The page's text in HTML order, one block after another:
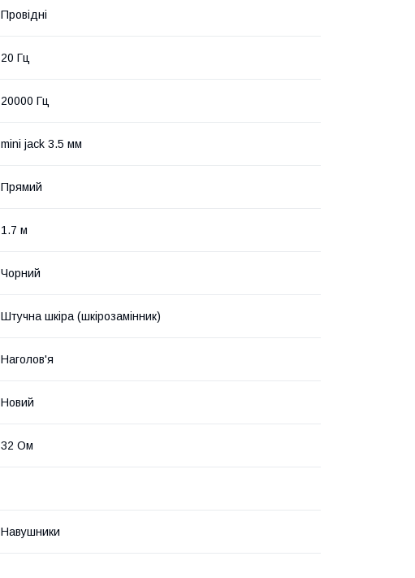
Провідні
20 Гц
20000 Гц
mini jack 3.5 мм
Прямий
1.7 м
Чорний
Штучна шкіра (шкірозамінник)
Наголов'я
Новий
32 Ом
Навушники